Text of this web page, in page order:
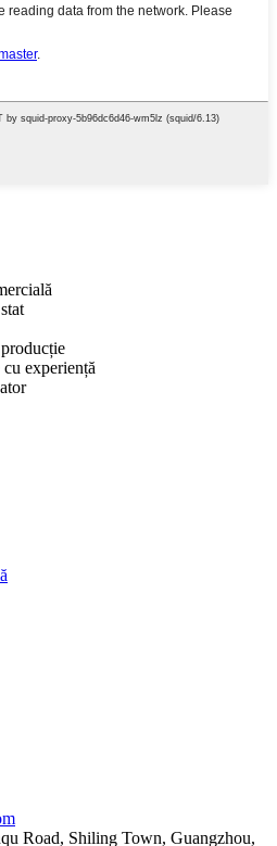
experiență
Road, Shiling Town, Guangzhou,